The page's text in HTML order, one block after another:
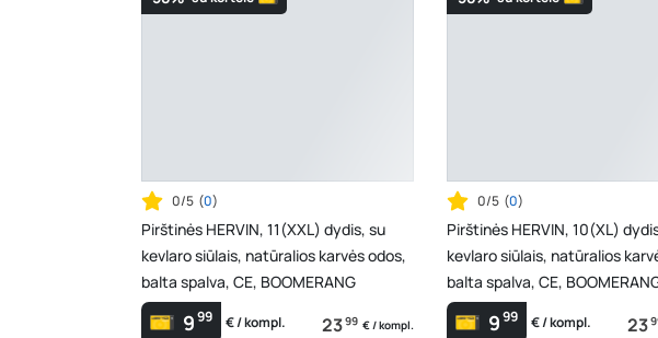
0/5 (0)
Pirštinės HERVIN, 11(XXL) dydis, su
kevlaro siūlais, natūralios karvės odos,
balta spalva, CE, BOOMERANG
999 € / kompl. 2399 € / kompl.
0/5 (0)
Pirštinės HERVIN, 10(XL)
kevlaro siūlais, natūralios
balta spalva, CE,
999 € / kompl. 23